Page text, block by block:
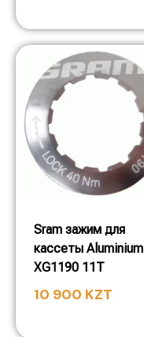
Sram зажим для
кассеты Aluminium
XG1190 11T
10 900 KZT